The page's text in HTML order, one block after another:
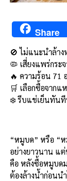
Share
🚫 ไม่แนะนำล้า
🦠 เสี่ยงแพร่กระ
🔥 ความร้อน 71
🛒 เลือกซื้อจากแ
❄️ รีบแช่เย็นทันที
“หมูบด” หรือ “
อย่างยาวนาน แ
คือ หลังซื้อหมูบด
ต้องล้างน้ำก่อนน